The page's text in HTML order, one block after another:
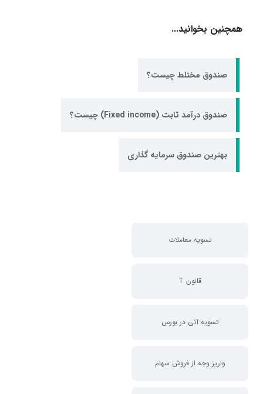
همچنین بخوانید...
صندوق مختلط چیست؟
صندوق درآمد ثابت (Fixed income) چیست؟
بهترین صندوق سرمایه گذاری
تسویه معاملات
قانون T
تسویه آنی در بورس
واریز وجه از فروش سهام